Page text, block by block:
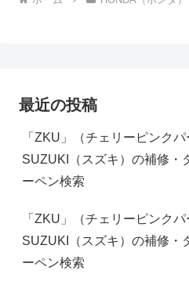
最近の投稿
「ZKU」（チェリーピンクパ
SUZUKI（スズキ）の補修・
ーペン検索
「ZKU」（チェリーピンクパ
SUZUKI（スズキ）の補修・
ーペン検索